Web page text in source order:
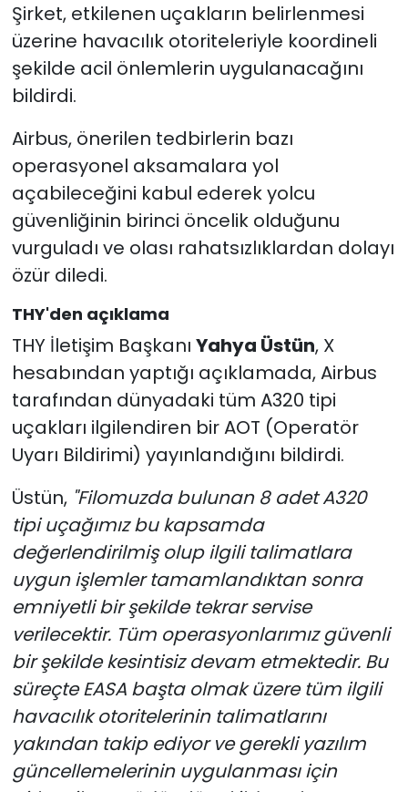
Şirket, etkilenen uçakların belirlenmesi
üzerine havacılık otoriteleriyle koordineli
şekilde acil önlemlerin uygulanacağını
bildirdi.
Airbus, önerilen tedbirlerin bazı
operasyonel aksamalara yol
açabileceğini kabul ederek yolcu
güvenliğinin birinci öncelik olduğunu
vurguladı ve olası rahatsızlıklardan dolayı
özür diledi.
THY'den açıklama
THY İletişim Başkanı Yahya Üstün, X
hesabından yaptığı açıklamada, Airbus
tarafından dünyadaki tüm A320 tipi
uçakları ilgilendiren bir AOT (Operatör
Uyarı Bildirimi) yayınlandığını bildirdi.
Üstün, "Filomuzda bulunan 8 adet A320
tipi uçağımız bu kapsamda
değerlendirilmiş olup ilgili talimatlara
uygun işlemler tamamlandıktan sonra
emniyetli bir şekilde tekrar servise
verilecektir. Tüm operasyonlarımız güvenli
bir şekilde kesintisiz devam etmektedir. Bu
süreçte EASA başta olmak üzere tüm ilgili
havacılık otoritelerinin talimatlarını
yakından takip ediyor ve gerekli yazılım
güncellemelerinin uygulanması için